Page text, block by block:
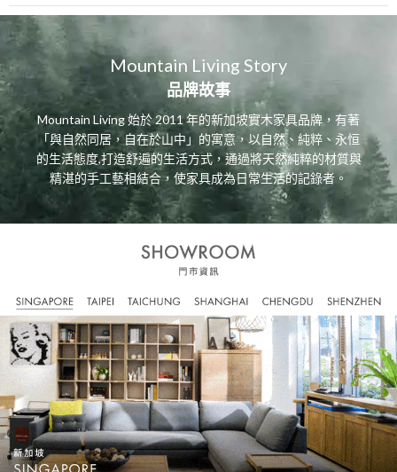
Mountain Living Story
品牌故事
Mountain Living 始於 2011 年的新加坡實木家具品牌，有著
「與自然同居，自在於山中」的寓意，以自然、純粹、永恒
的生活態度,打造舒遍的生活方式，通過將天然純粹的材質與
精湛的手工藝相結合，使家具成為日常生活的記錄者。